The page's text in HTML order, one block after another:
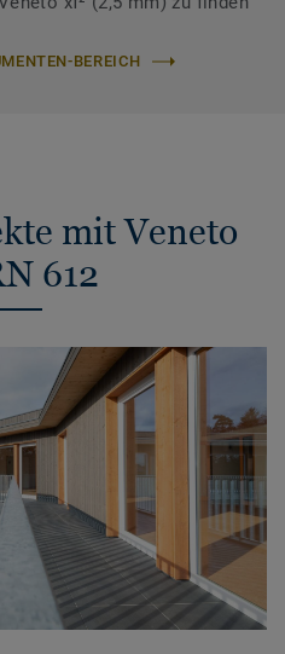
BEREICH
mit Veneto
612